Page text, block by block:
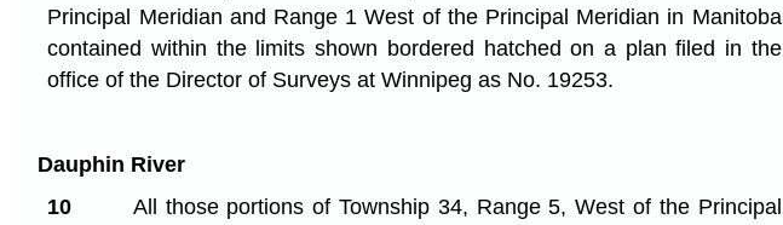
Principal Meridian and Range 1 West of the Principal Meridian in Manitoba
contained within the limits shown bordered hatched on a plan filed in the
office of the Director of Surveys at Winnipeg as No. 19253.
Dauphin River
10
All those portions of Township 34, Range 5, West of the Principal